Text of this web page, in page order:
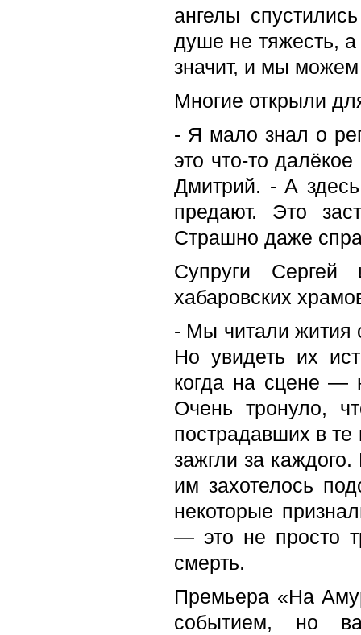
ангелы
душе не тяжесть,
значит, и мы
Многие открыли
- Я мало знал о
это что-то
Дмитрий. - А
предают. Это
Страшно даже
Супруги
хабаровских
- Мы читали жития
Но увидеть их
когда на сцене —
Очень тронуло,
пострадавших в те
зажгли за
им захотелось
некоторые
— это не просто
смерть.
Премьера «На
событием, но